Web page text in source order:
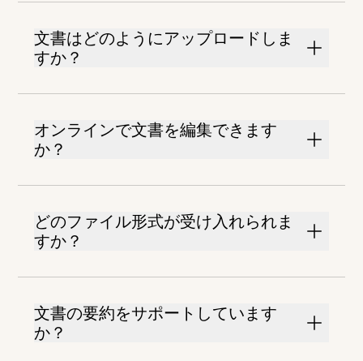
文書はどのようにアップロードしま
すか？
オンラインで文書を編集できます
か？
どのファイル形式が受け入れられま
すか？
文書の要約をサポートしています
か？